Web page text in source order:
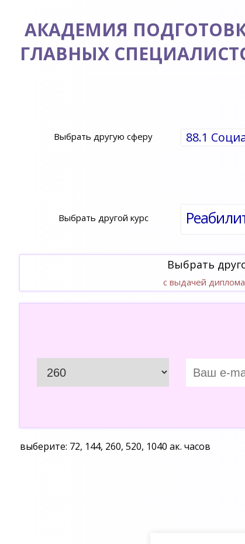
АКАДЕМИЯ
ГЛАВНЫХ
Выбрать другую сферу 88.1
Выбрать другой курс
Выбрать
с выдачей
выберите: 72, 144, 260, 520, 1040 ак. часов